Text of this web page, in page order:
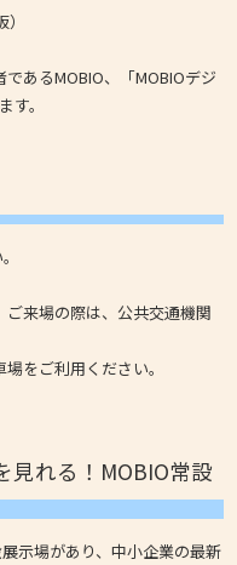
あるMOBIO、「MOBIOデジ
。
ご来場の際は、公共交通機関
をご利用ください。
見れる！MOBIO常設
示場があり、中小企業の最新